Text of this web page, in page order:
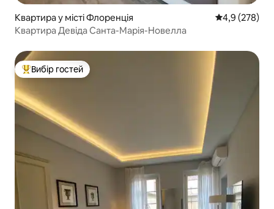
Квартира у місті Флоренція Середня
4,9 (278)
Квартира Девіда Санта-Марія-Новелла
Топ вибір гостей
Вибір гостей